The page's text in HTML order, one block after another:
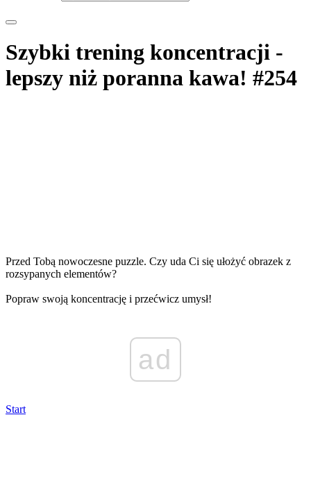
Szybki trening koncentracji -
lepszy niż poranna kawa! #254
Przed Tobą nowoczesne puzzle. Czy uda Ci się ułożyć obrazek z
rozsypanych elementów?
Popraw swoją koncentrację i przećwicz umysł!
ad
Start